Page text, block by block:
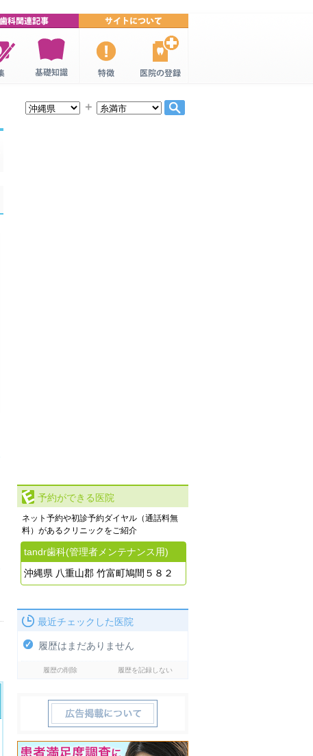
者の基礎知
識
科・歯医者
について
登録
＋
予約ができる医院
ネット予約や初診予約ダイヤル（通話料無
料）があるクリニックをご紹介
tandr歯科(管理者メンテナンス用)
沖縄県 八重山郡 竹富町鳩間５８２
最近チェックした医院
履歴はまだありません
履歴の削除 履歴を記録しない